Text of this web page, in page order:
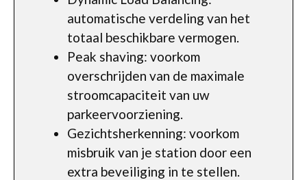
automatische verdeling van het
totaal beschikbare vermogen.
Peak shaving: voorkom
overschrijden van de maximale
stroomcapaciteit van uw
parkeervoorziening.
Gezichtsherkenning: voorkom
misbruik van je station door een
extra beveiliging in te stellen.